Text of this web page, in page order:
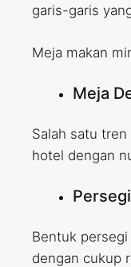
garis-garis
Meja makan
Meja
Salah satu
hotel dengan
Bentuk
dengan cukup